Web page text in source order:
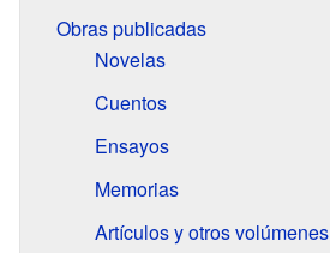
Obras publicadas
Novelas
Cuentos
Ensayos
Memorias
Artículos y otros volúmenes